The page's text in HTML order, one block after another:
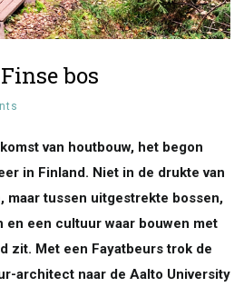
bos
van houtbouw, het begon
in Finland. Niet in de drukte van
maar tussen uitgestrekte bossen,
en een cultuur waar bouwen met
zit. Met een Fayatbeurs trok de
architect naar de Aalto University